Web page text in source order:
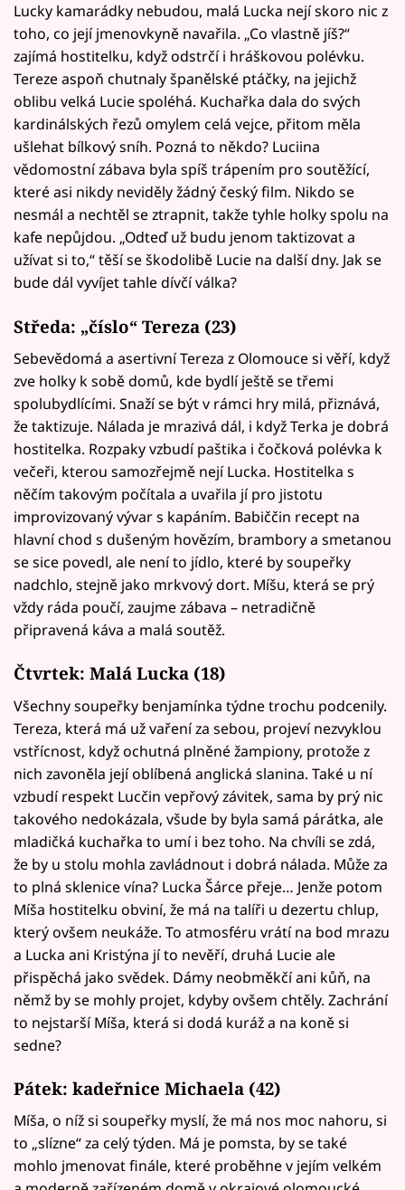
Lucky kamarádky nebudou, malá Lucka nejí skoro nic z
toho, co její jmenovkyně navařila. „Co vlastně jíš?“
zajímá hostitelku, když odstrčí i hráškovou polévku.
Tereze aspoň chutnaly španělské ptáčky, na jejichž
oblibu velká Lucie spoléhá. Kuchařka dala do svých
kardinálských řezů omylem celá vejce, přitom měla
ušlehat bílkový sníh. Pozná to někdo? Luciina
vědomostní zábava byla spíš trápením pro soutěžící,
které asi nikdy neviděly žádný český film. Nikdo se
nesmál a nechtěl se ztrapnit, takže tyhle holky spolu na
kafe nepůjdou. „Odteď už budu jenom taktizovat a
užívat si to,“ těší se škodolibě Lucie na další dny. Jak se
bude dál vyvíjet tahle dívčí válka?
Středa: „číslo“ Tereza (23)
Sebevědomá a asertivní Tereza z Olomouce si věří, když
zve holky k sobě domů, kde bydlí ještě se třemi
spolubydlícími. Snaží se být v rámci hry milá, přiznává,
že taktizuje. Nálada je mrazivá dál, i když Terka je dobrá
hostitelka. Rozpaky vzbudí paštika i čočková polévka k
večeři, kterou samozřejmě nejí Lucka. Hostitelka s
něčím takovým počítala a uvařila jí pro jistotu
improvizovaný vývar s kapáním. Babiččin recept na
hlavní chod s dušeným hovězím, brambory a smetanou
se sice povedl, ale není to jídlo, které by soupeřky
nadchlo, stejně jako mrkvový dort. Míšu, která se prý
vždy ráda poučí, zaujme zábava – netradičně
připravená káva a malá soutěž.
Čtvrtek: Malá Lucka (18)
Všechny soupeřky benjamínka týdne trochu podcenily.
Tereza, která má už vaření za sebou, projeví nezvyklou
vstřícnost, když ochutná plněné žampiony, protože z
nich zavoněla její oblíbená anglická slanina. Také u ní
vzbudí respekt Lucčin vepřový závitek, sama by prý nic
takového nedokázala, všude by byla samá párátka, ale
mladičká kuchařka to umí i bez toho. Na chvíli se zdá,
že by u stolu mohla zavládnout i dobrá nálada. Může za
to plná sklenice vína? Lucka Šárce přeje… Jenže potom
Míša hostitelku obviní, že má na talíři u dezertu chlup,
který ovšem neukáže. To atmosféru vrátí na bod mrazu
a Lucka ani Kristýna jí to nevěří, druhá Lucie ale
přispěchá jako svědek. Dámy neobměkčí ani kůň, na
němž by se mohly projet, kdyby ovšem chtěly. Zachrání
to nejstarší Míša, která si dodá kuráž a na koně si
sedne?
Pátek: kadeřnice Michaela (42)
Míša, o níž si soupeřky myslí, že má nos moc nahoru, si
to „slízne“ za celý týden. Má je pomsta, by se také
mohlo jmenovat finále, které proběhne v jejím velkém